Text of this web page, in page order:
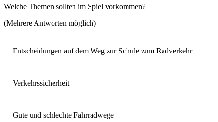
Welche Themen sollten im Spiel vorkommen?
(Mehrere Antworten möglich)
Entscheidungen auf dem Weg zur Schule zum Radverkehr
Verkehrssicherheit
Gute und schlechte Fahrradwege